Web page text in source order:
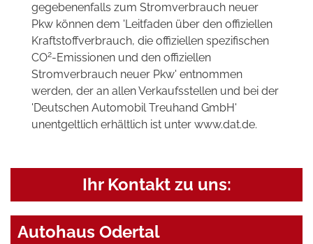
gegebenenfalls zum Stromverbrauch neuer
Pkw können dem 'Leitfaden über den offiziellen
Kraftstoffverbrauch, die offiziellen spezifischen
CO2-Emissionen und den offiziellen
Stromverbrauch neuer Pkw' entnommen
werden, der an allen Verkaufsstellen und bei der
'Deutschen Automobil Treuhand GmbH'
unentgeltlich erhältlich ist unter www.dat.de.
Ihr Kontakt zu uns:
Autohaus Odertal